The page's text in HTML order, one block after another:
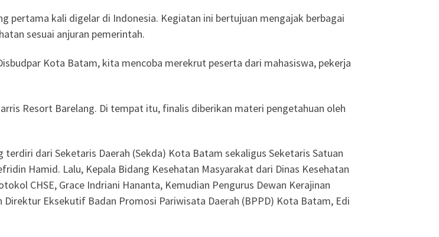
pertama kali digelar di Indonesia. Kegiatan ini bertujuan mengajak berbagai
sesuai anjuran pemerintah.
Kota Batam, kita mencoba merekrut peserta dari mahasiswa, pekerja
Resort Barelang. Di tempat itu, finalis diberikan materi pengetahuan oleh
dari Seketaris Daerah (Sekda) Kota Batam sekaligus Seketaris Satuan
Hamid. Lalu, Kepala Bidang Kesehatan Masyarakat dari Dinas Kesehatan
CHSE, Grace Indriani Hananta, Kemudian Pengurus Dewan Kerajinan
Eksekutif Badan Promosi Pariwisata Daerah (BPPD) Kota Batam, Edi